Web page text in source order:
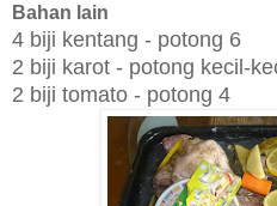
Bahan lain
4 biji kentang - potong 6
2 biji karot - potong kecil-
2 biji tomato - potong 4